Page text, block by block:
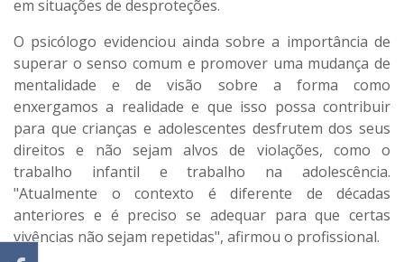
em situações de desproteções.
O psicólogo evidenciou ainda sobre a importância de
superar o senso comum e promover uma mudança de
mentalidade e de visão sobre a forma como
enxergamos a realidade e que isso possa contribuir
para que crianças e adolescentes desfrutem dos seus
direitos e não sejam alvos de violações, como o
trabalho infantil e trabalho na adolescência.
"Atualmente o contexto é diferente de décadas
anteriores e é preciso se adequar para que certas
vivências não sejam repetidas", afirmou o profissional.